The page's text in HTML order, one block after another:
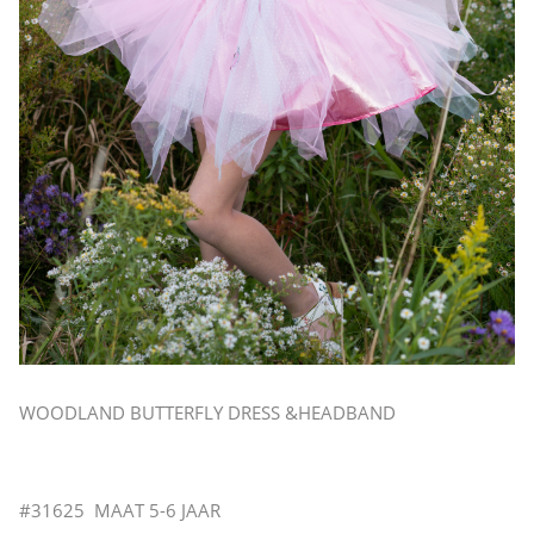
WOODLAND BUTTERFLY DRESS &HEADBAND
#31625 MAAT 5-6 JAAR